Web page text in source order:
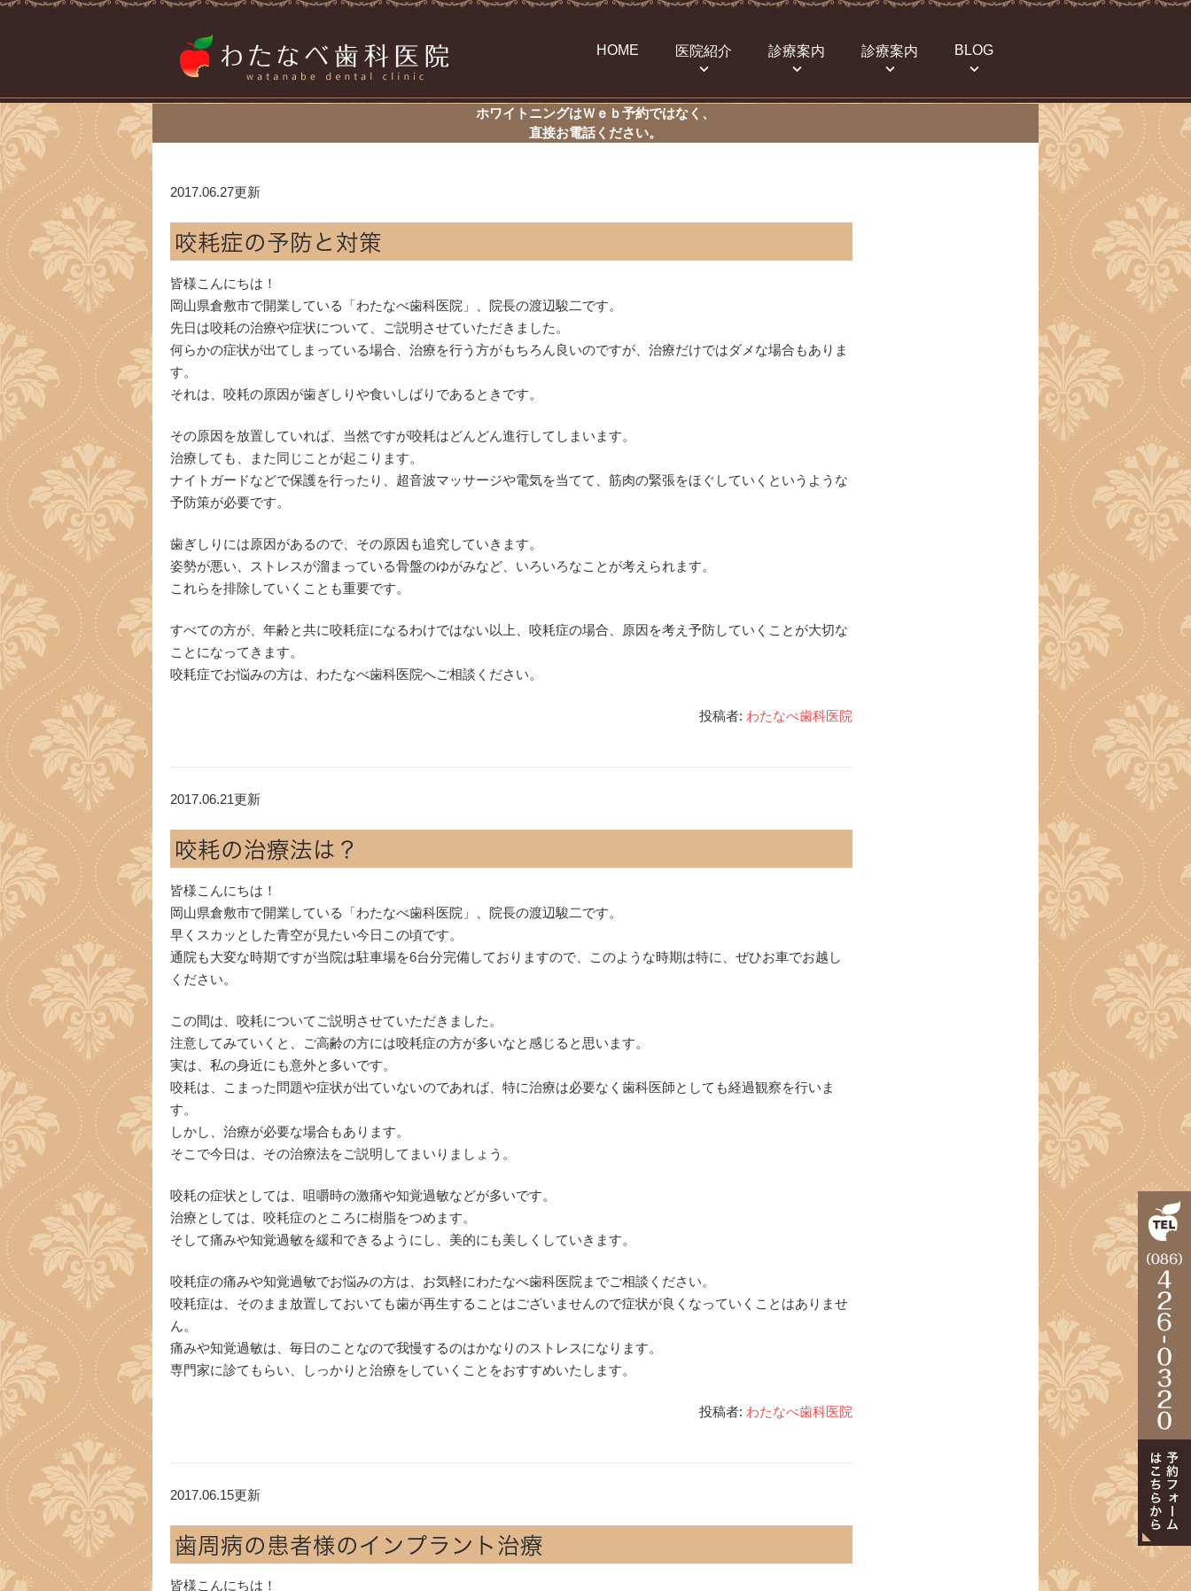
HOME 医院紹介 診療案内 診療案内 BLOG
ホワイトニングはＷｅｂ予約ではなく、
直接お電話ください。
2017.06.27更新
咬耗症の予防と対策
皆様こんにちは！
岡山県倉敷市で開業している「わたなべ歯科医院」、院長の渡辺駿二です。
先日は咬耗の治療や症状について、ご説明させていただきました。
何らかの症状が出てしまっている場合、治療を行う方がもちろん良いのですが、治療だけではダメな場合もありま
す。
それは、咬耗の原因が歯ぎしりや食いしばりであるときです。
その原因を放置していれば、当然ですが咬耗はどんどん進行してしまいます。
治療しても、また同じことが起こります。
ナイトガードなどで保護を行ったり、超音波マッサージや電気を当てて、筋肉の緊張をほぐしていくというような
予防策が必要です。
歯ぎしりには原因があるので、その原因も追究していきます。
姿勢が悪い、ストレスが溜まっている骨盤のゆがみなど、いろいろなことが考えられます。
これらを排除していくことも重要です。
すべての方が、年齢と共に咬耗症になるわけではない以上、咬耗症の場合、原因を考え予防していくことが大切な
ことになってきます。
咬耗症でお悩みの方は、わたなべ歯科医院へご相談ください。
投稿者: わたなべ歯科医院
2017.06.21更新
咬耗の治療法は？
皆様こんにちは！
岡山県倉敷市で開業している「わたなべ歯科医院」、院長の渡辺駿二です。
早くスカッとした青空が見たい今日この頃です。
通院も大変な時期ですが当院は駐車場を6台分完備しておりますので、このような時期は特に、ぜひお車でお越し
ください。
この間は、咬耗についてご説明させていただきました。
注意してみていくと、ご高齢の方には咬耗症の方が多いなと感じると思います。
実は、私の身近にも意外と多いです。
咬耗は、こまった問題や症状が出ていないのであれば、特に治療は必要なく歯科医師としても経過観察を行いま
す。
しかし、治療が必要な場合もあります。
そこで今日は、その治療法をご説明してまいりましょう。
咬耗の症状としては、咀嚼時の激痛や知覚過敏などが多いです。
治療としては、咬耗症のところに樹脂をつめます。
そして痛みや知覚過敏を緩和できるようにし、美的にも美しくしていきます。
咬耗症の痛みや知覚過敏でお悩みの方は、お気軽にわたなべ歯科医院までご相談ください。
咬耗症は、そのまま放置しておいても歯が再生することはございませんので症状が良くなっていくことはありませ
ん。
痛みや知覚過敏は、毎日のことなので我慢するのはかなりのストレスになります。
専門家に診てもらい、しっかりと治療をしていくことをおすすめいたします。
投稿者: わたなべ歯科医院
2017.06.15更新
歯周病の患者様のインプラント治療
皆様こんにちは！